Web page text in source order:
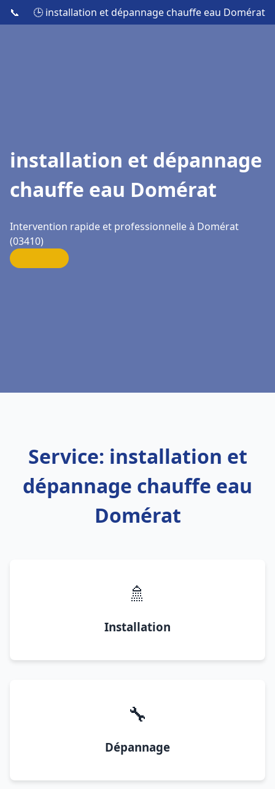
📞 🕒 installation et dépannage chauffe eau Domérat
installation et dépannage
chauffe eau Domérat
Intervention rapide et professionnelle à Domérat
(03410)
Service: installation et
dépannage chauffe eau
Domérat
🚿
Installation
🔧
Dépannage